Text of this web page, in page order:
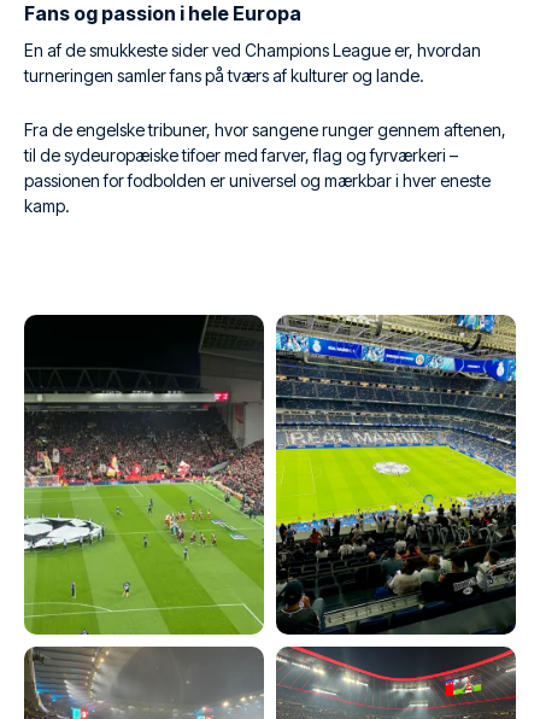
Fans og passion i hele Europa
En af de smukkeste sider ved Champions League er, hvordan
turneringen samler fans på tværs af kulturer og lande.
Fra de engelske tribuner, hvor sangene runger gennem aftenen,
til de sydeuropæiske tifoer med farver, flag og fyrværkeri –
passionen for fodbolden er universel og mærkbar i hver eneste
kamp.